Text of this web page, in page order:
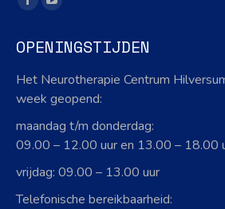
Facebook
opens
in
new
YouTube
opens
new
OPENINGSTIJDEN
Het Neurotherapie Centrum
week geopend:
maandag t/m donderdag:
09.00 – 12.00 uur en 13.00 – 18.00
vrijdag: 09.00 – 13.00 uur
Telefonische bereikbaarheid: